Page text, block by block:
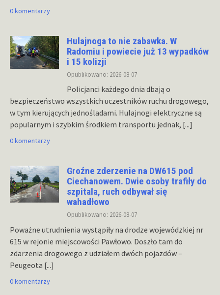
0 komentarzy
Hulajnoga to nie zabawka. W
Radomiu i powiecie już 13 wypadków
i 15 kolizji
Opublikowano: 2026-08-07
Policjanci każdego dnia dbają o
bezpieczeństwo wszystkich uczestników ruchu drogowego,
w tym kierujących jednośladami. Hulajnogi elektryczne są
popularnym i szybkim środkiem transportu jednak, [...]
0 komentarzy
Groźne zderzenie na DW615 pod
Ciechanowem. Dwie osoby trafiły do
szpitala, ruch odbywał się
wahadłowo
Opublikowano: 2026-08-07
Poważne utrudnienia wystąpiły na drodze wojewódzkiej nr
615 w rejonie miejscowości Pawłowo. Doszło tam do
zdarzenia drogowego z udziałem dwóch pojazdów –
Peugeota [...]
0 komentarzy